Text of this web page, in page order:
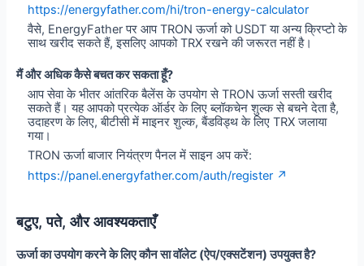
https://energyfather.com/hi/tron-energy-calculator
वैसे, EnergyFather पर आप TRON ऊर्जा को USDT या अन्य क्रिप्टो के
साथ खरीद सकते हैं, इसलिए आपको TRX रखने की जरूरत नहीं है।
मैं और अधिक कैसे बचत कर सकता हूँ?
आप सेवा के भीतर आंतरिक बैलेंस के उपयोग से TRON ऊर्जा सस्ती खरीद
सकते हैं। यह आपको प्रत्येक ऑर्डर के लिए ब्लॉकचेन शुल्क से बचने देता है,
उदाहरण के लिए, बीटीसी में माइनर शुल्क, बैंडविड्थ के लिए TRX जलाया
गया।
TRON ऊर्जा बाजार नियंत्रण पैनल में साइन अप करें:
https://panel.energyfather.com/auth/register ↗
बटुए, पते, और आवश्यकताएँ
ऊर्जा का उपयोग करने के लिए कौन सा वॉलेट (ऐप/एक्सटेंशन) उपयुक्त है?